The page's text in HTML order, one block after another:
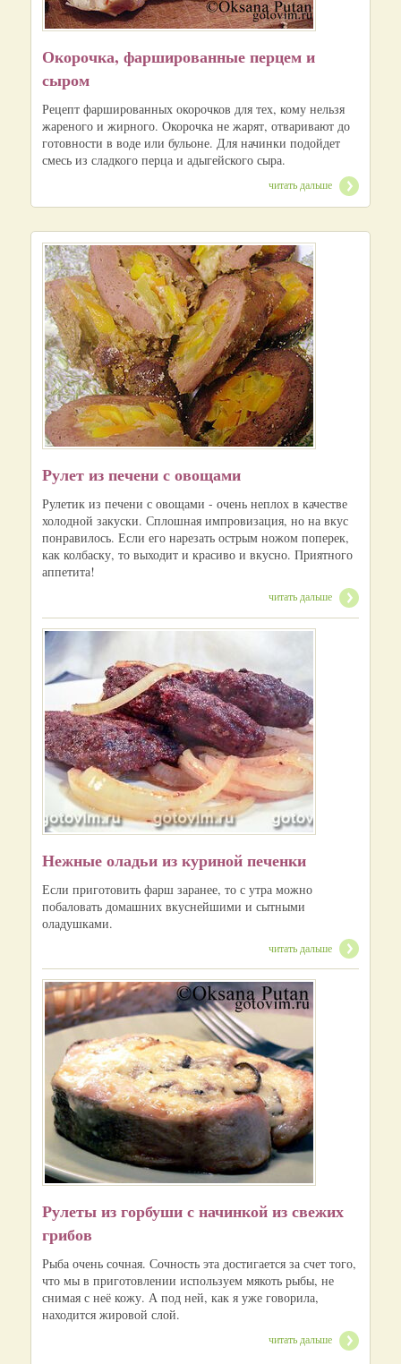
Окорочка, фаршированные перцем и
сыром
Рецепт фаршированных окорочков для тех, кому нельзя
жареного и жирного. Окорочка не жарят, отваривают до
готовности в воде или бульоне. Для начинки подойдет
смесь из сладкого перца и адыгейского сыра.
читать дальше
Рулет из печени с овощами
Рулетик из печени с овощами - очень неплох в качестве
холодной закуски. Сплошная импровизация, но на вкус
понравилось. Если его нарезать острым ножом поперек,
как колбаску, то выходит и красиво и вкусно. Приятного
аппетита!
читать дальше
Нежные оладьи из куриной печенки
Если приготовить фарш заранее, то с утра можно
побаловать домашних вкуснейшими и сытными
оладушками.
читать дальше
Рулеты из горбуши с начинкой из свежих
грибов
Рыба очень сочная. Сочность эта достигается за счет того,
что мы в приготовлении используем мякоть рыбы, не
снимая с неё кожу. А под ней, как я уже говорила,
находится жировой слой.
читать дальше